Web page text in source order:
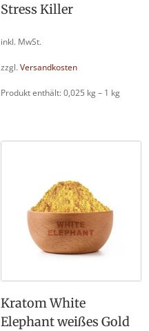
Stress Killer
inkl. MwSt.
zzgl. Versandkosten
Produkt enthält: 0,025 kg– 1 kg
Kratom White
Elephant weißes Gold